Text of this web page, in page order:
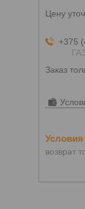
Цену
+375
Заказ
возврат